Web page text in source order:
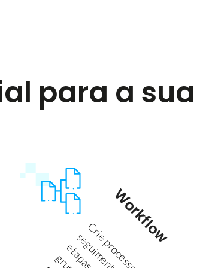
para a sua
Workflow